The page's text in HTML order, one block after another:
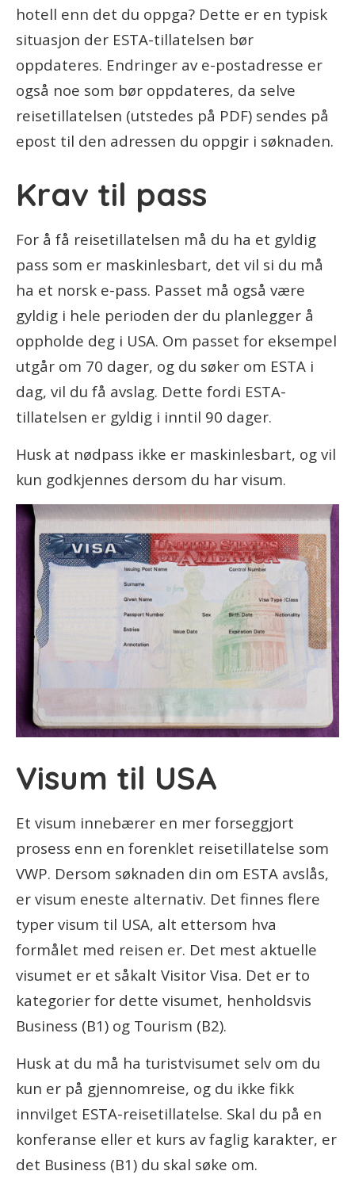
hotell enn det du oppga? Dette er en typisk
situasjon der ESTA-tillatelsen bør
oppdateres. Endringer av e-postadresse er
også noe som bør oppdateres, da selve
reisetillatelsen (utstedes på PDF) sendes på
epost til den adressen du oppgir i søknaden.
Krav til pass
For å få reisetillatelsen må du ha et gyldig
pass som er maskinlesbart, det vil si du må
ha et norsk e-pass. Passet må også være
gyldig i hele perioden der du planlegger å
oppholde deg i USA. Om passet for eksempel
utgår om 70 dager, og du søker om ESTA i
dag, vil du få avslag. Dette fordi ESTA-
tillatelsen er gyldig i inntil 90 dager.
Husk at nødpass ikke er maskinlesbart, og vil
kun godkjennes dersom du har visum.
Visum til USA
Et visum innebærer en mer forseggjort
prosess enn en forenklet reisetillatelse som
VWP. Dersom søknaden din om ESTA avslås,
er visum eneste alternativ. Det finnes flere
typer visum til USA, alt ettersom hva
formålet med reisen er. Det mest aktuelle
visumet er et såkalt Visitor Visa. Det er to
kategorier for dette visumet, henholdsvis
Business (B1) og Tourism (B2).
Husk at du må ha turistvisumet selv om du
kun er på gjennomreise, og du ikke fikk
innvilget ESTA-reisetillatelse. Skal du på en
konferanse eller et kurs av faglig karakter, er
det Business (B1) du skal søke om.